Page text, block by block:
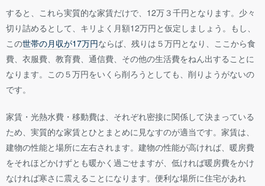
すると、これら実質的な家賃だけで、12万３千円となります。少々
切り詰めるとして、キリよく月額12万円と仮定しましょう。もし、
この世帯の月収が17万円ならば、残りは５万円となり、ここから食
費、衣服費、教育費、通信費、その他の生活費をねん出することに
なります。この５万円をいくら削ろうとしても、削りようがないの
です。
家賃・光熱水費・移動費は、それぞれ密接に関係して決まっている
ため、実質的な家賃とひとまとめに見なすのが適当です。家賃は、
建物の性能と場所に左右されます。建物の性能が高ければ、暖房費
をそれほどかけずとも暖かく過ごせますが、低ければ暖房費をかけ
なければ寒さに震えることになります。便利な場所に住宅があれ